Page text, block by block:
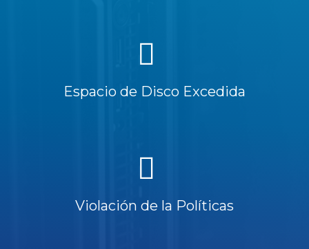
Espacio de Disco Excedida
Violación de la Políticas